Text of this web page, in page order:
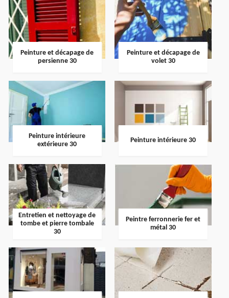
Peinture et décapage de
persienne 30
Peinture et décapage de
volet 30
Peinture intérieure
extérieure 30
Peinture intérieure 30
Entretien et nettoyage de
tombe et pierre tombale
30
Peintre ferronnerie fer et
métal 30